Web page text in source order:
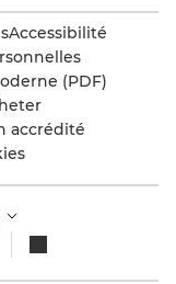
Accessibilité
(PDF)
accrédité